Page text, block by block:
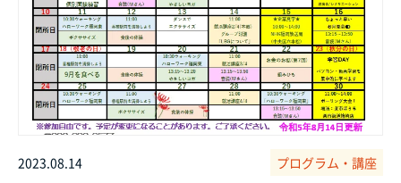
2023.08.14 プログラム・講座